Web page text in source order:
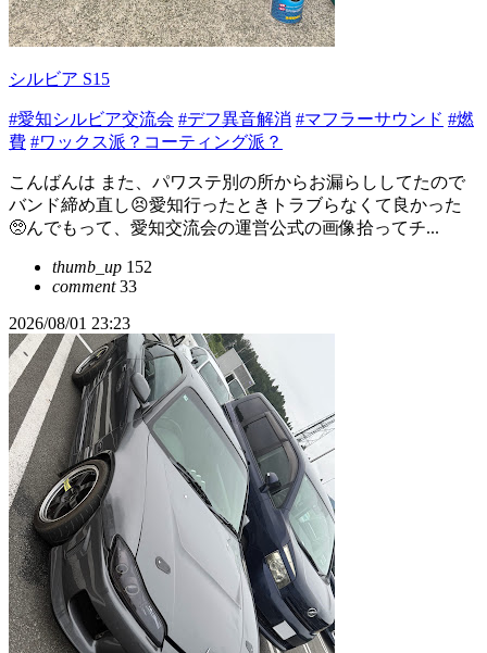
シルビア S15
#愛知シルビア交流会 #デフ異音解消 #マフラーサウンド #燃
費 #ワックス派？コーティング派？
こんばんは また、パワステ別の所からお漏らししてたので
バンド締め直し😣愛知行ったときトラブらなくて良かった
🥺んでもって、愛知交流会の運営公式の画像拾ってチ...
thumb_up 152
comment33
2026/08/01 23:23